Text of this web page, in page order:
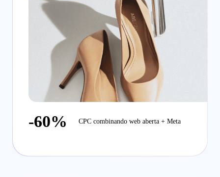
-60% CPC combinando web aberta + Meta